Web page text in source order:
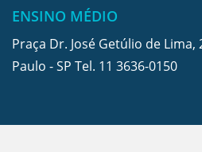
ENSINO MÉDIO
Praça Dr. José Getúlio de Lima,
Paulo - SP Tel. 11 3636-0150